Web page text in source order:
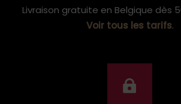
Livraison gratuite en Belgique dès
Voir tous les tarifs.